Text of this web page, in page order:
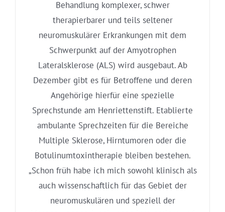
Behandlung komplexer, schwer
therapierbarer und teils seltener
neuromuskulärer Erkrankungen mit dem
Schwerpunkt auf der Amyotrophen
Lateralsklerose (ALS) wird ausgebaut. Ab
Dezember gibt es für Betroffene und deren
Angehörige hierfür eine spezielle
Sprechstunde am Henriettenstift. Etablierte
ambulante Sprechzeiten für die Bereiche
Multiple Sklerose, Hirntumoren oder die
Botulinumtoxintherapie bleiben bestehen.
„Schon früh habe ich mich sowohl klinisch als
auch wissenschaftlich für das Gebiet der
neuromuskulären und speziell der